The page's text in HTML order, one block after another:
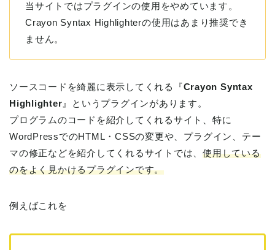
当サイトではプラグインの使用をやめています。
Crayon Syntax Highlighterの使用はあまり推奨でき
ません。
ソースコードを綺麗に表示してくれる『Crayon Syntax
Highlighter 』というプラグインがあります。
プログラムのコードを紹介してくれるサイト、特に
WordPressでのHTML・CSSの変更や、プラグイン、テー
マの修正などを紹介してくれるサイトでは、使用している
のをよく見かけるプラグインです。
例えばこれを